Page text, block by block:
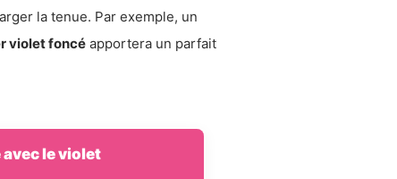
la tenue. Par exemple, un
violet foncé apportera un parfait
le violet